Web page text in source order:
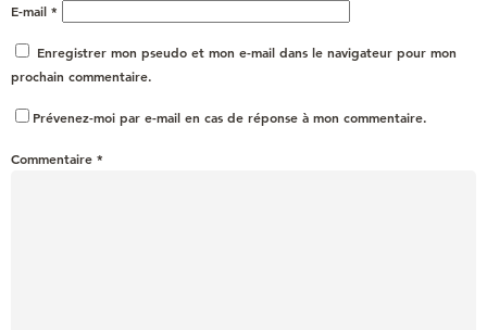
E-mail *
Enregistrer mon pseudo et mon e-mail dans le navigateur pour mon
prochain commentaire.
Prévenez-moi par e-mail en cas de réponse à mon commentaire.
Commentaire *